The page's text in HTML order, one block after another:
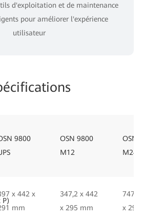
d'exploitation et de maintenance
pour améliorer l'expérience
utilisateur
9800
OSN 9800
M12
OSN
M24
P)
x 442 x
mm
347,2 x 442
x 295 mm
747,2
x 295